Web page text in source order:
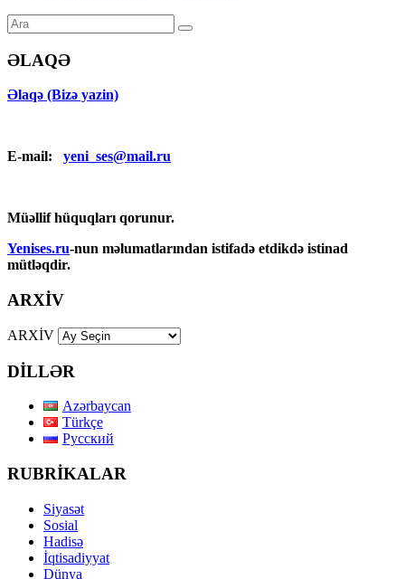
ƏLAQƏ
Əlaqə (Bizə yazin)
E-mail: yeni_ses@mail.ru
Müəllif hüquqları qorunur.
Yenises.ru-nun məlumatlarından istifadə etdikdə istinad
mütləqdir.
ARXİV
ARXİV
DİLLƏR
Azərbaycan
Türkçe
Русский
RUBRİKALAR
Siyasət
Sosial
Hadisə
İqtisadiyyat
Dünya